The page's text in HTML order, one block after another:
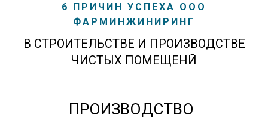
6 ПРИЧИН УСПЕХА ООО
ФАРМИНЖИНИРИНГ
В СТРОИТЕЛЬСТВЕ И ПРОИЗВОДСТВЕ
ЧИСТЫХ ПОМЕЩЕНЙ
ПРОИЗВОДСТВО